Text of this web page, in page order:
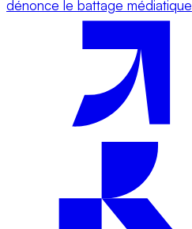
dénonce le battage médiatique